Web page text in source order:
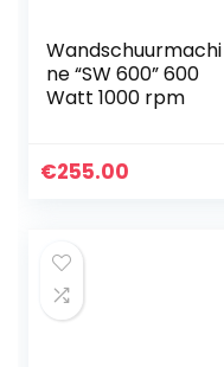
Wandschuurmachi
ne “SW 600” 600
Watt 1000 rpm
€255.00